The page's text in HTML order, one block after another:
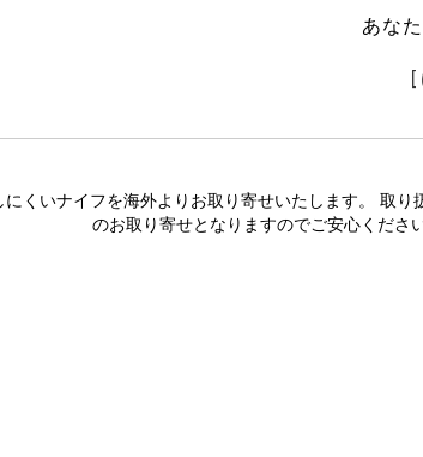
あな
[
くいナイフを海外よりお取り寄せいたします。 取
のお取り寄せとなりますのでご安心ください